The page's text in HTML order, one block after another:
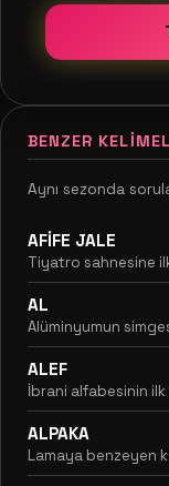
BENZER
Aynı sezonda
AFİFE JALE
Tiyatro sahnesine
AL
Alüminyumun
ALEF
İbrani alfabesinin ilk
ALPAKA
Lamaya benzeyen